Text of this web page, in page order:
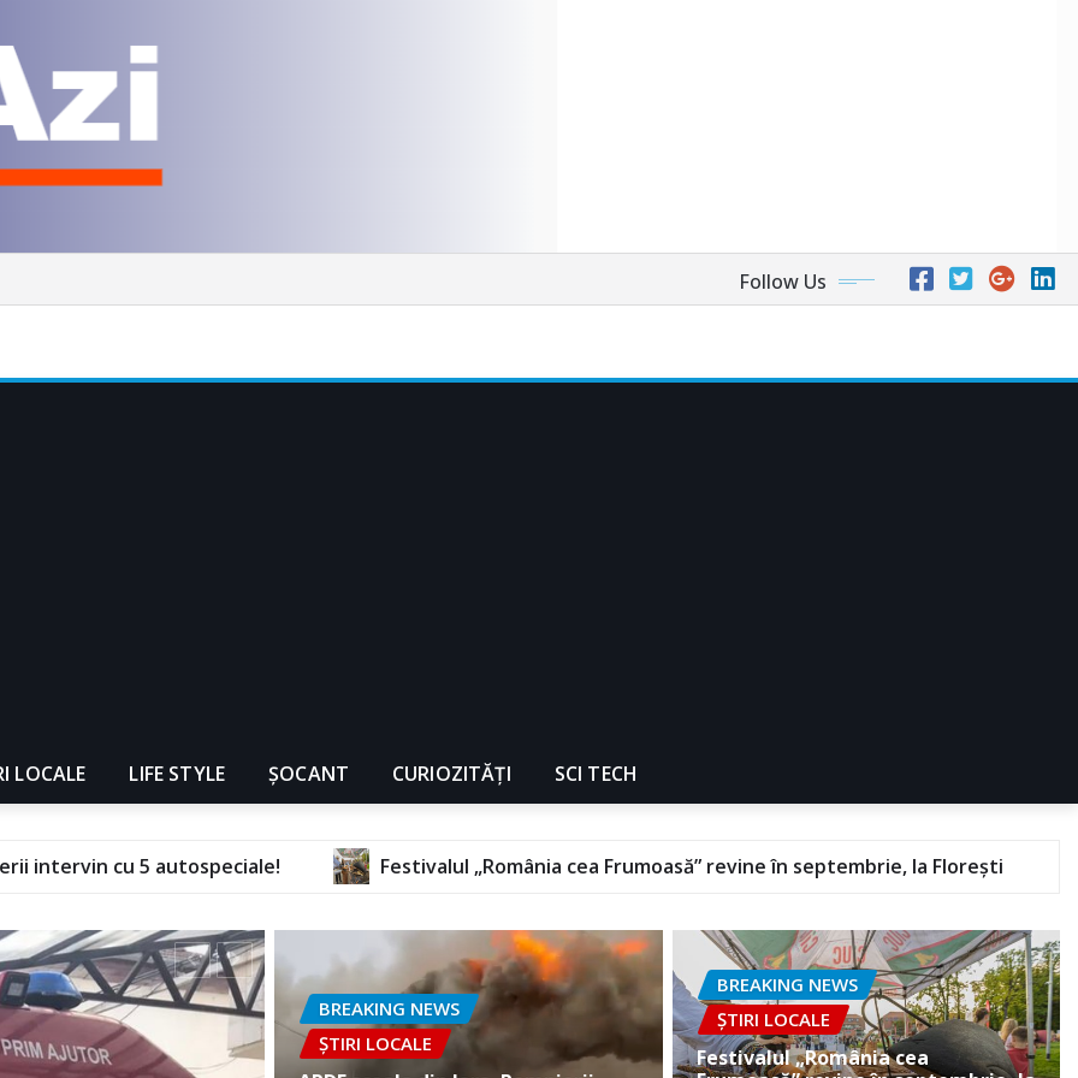
Follow Us
LOCALE LIFE STYLE ȘOCANT CURIOZITĂȚI SCI TECH
Festivalul „România cea Frumoasă” revine în septembrie, la Florești Accident GRAV în
BREAKING NEWS
ȘTIRI LOCALE
BREAKING NEWS
ȘTIRI LOCALE
Festivalul „România cea